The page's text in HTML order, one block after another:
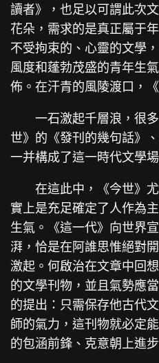
讀者》，也足以可謂此次
花朵，需求的是真正屬于
不受拘束的、心靈的文學
風度和蓬勃茂盛的青年生
佈。在汗青的風陵渡口，
一石激起千層浪，很
世》的《發刊的幾句話》
一并構成了這一時代文學場
在這此中，《今世》
實上是充足確定了人作為
生氣。《這一代》向世界
湃，恰是在阿誰思惟絕對
激起。何啟治在文章中回
的文學刊物，並且氣勢應
的提出：只需保存他古代
師的氣力，這刊物就必定
的包涵前鋒、克意朝上進